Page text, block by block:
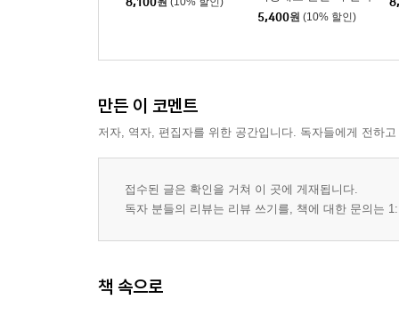
서 4
5,400원 (10% 할인)
만든 이 코멘트
저자, 역자, 편집자를 위한 공간입니다. 독자들에게 전하
접수된 글은 확인을 거쳐 이 곳에 게재됩니다.
독자 분들의 리뷰는 리뷰 쓰기를, 책에 대한 문의는
책 속으로